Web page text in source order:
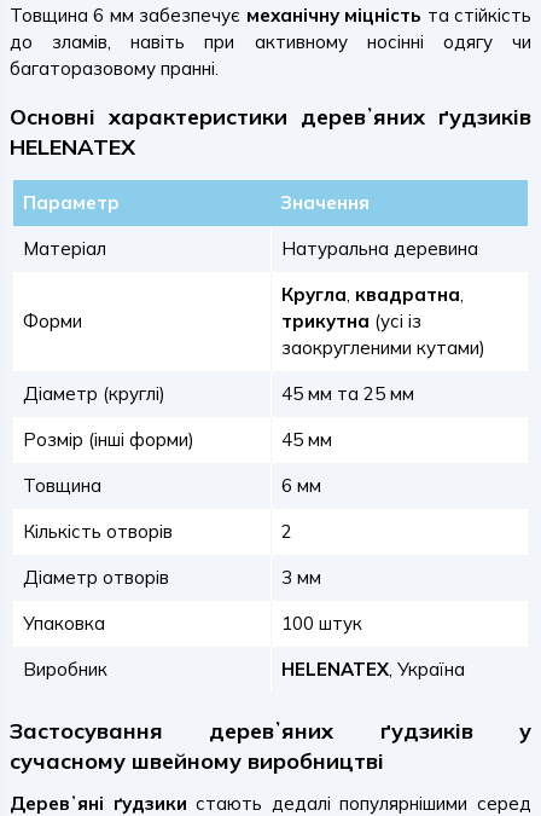
Товщина 6 мм забезпечує механічну міцність та стійкість
до зламів, навіть при активному носінні одягу чи
багаторазовому пранні.
Основні характеристики деревʼяних ґудзиків
HELENATEX
Параметр
Значення
Матеріал
Натуральна деревина
Форми
Кругла, квадратна,
трикутна (усі із
заокругленими кутами)
Діаметр (круглі)
45 мм та 25 мм
Розмір (інші форми)
45 мм
Товщина
6 мм
Кількість отворів
2
Діаметр отворів
3 мм
Упаковка
100 штук
Виробник
HELENATEX, Україна
Застосування деревʼяних ґудзиків у
сучасному швейному виробництві
Деревʼяні ґудзики стають дедалі популярнішими серед